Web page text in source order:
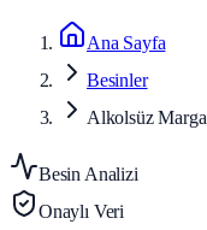
Ana Sayfa
Besinler
Alkolsüz
Besin Analizi
Onaylı Veri